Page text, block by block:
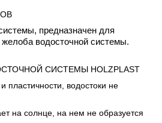
предназначен для
водосточной системы.
СИСТЕМЫ HOLZPLAST
пластичности, водостоки не
на солнце, на нем не образуется